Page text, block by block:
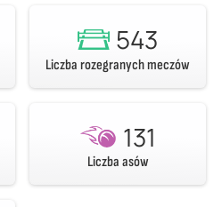
543
Liczba rozegranych meczów
131
Liczba asów